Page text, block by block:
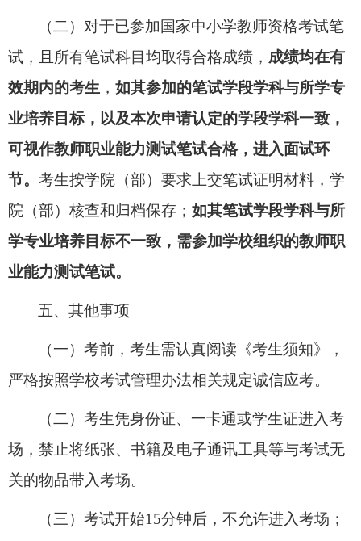
（二） 对于已参加国家中小学教师资格考试笔
试，
且 所有笔试科目均取得合格成绩， 成绩均在有
效期内的考生 ， 如其参加的笔试学段学科与所学专
业培养目标， 以及本次申请认定的学段学科一致，
可视作教师职业能力测试笔试合格， 进入面试环
节。 考生按学院（部）要求上交笔试证明材料， 学
院（部）核查和归档保存； 如其笔试学段学科与所
学专业培养目标不一致，需参加学校组织的教师职
业能力测试笔试。
五、 其他事项
（一） 考前 ， 考生需认真阅读《考生须知》，
严格按照学校考试管理办法相关规定诚信应考。
（二） 考生凭身份证、 一卡通或学生证进入考
场，禁止将纸张、 书籍及电子通讯工具等与考试无
关的物品带入考场。
（三）考试开始15分钟后，不允许进入考场；